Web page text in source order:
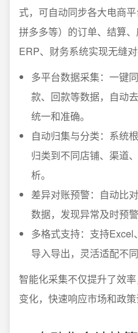
式，可自动同步各大电商
拼多多等）的订单、结算
ERP、财务系统实现无缝对
多平台数据采集：一键
款、回款等数据，自动
统一和准确。
自动归集与分类：系统
归类到不同店铺、渠道
析。
差异对账预警：自动比
数据，发现异常及时预
多格式支持：支持
导入导出，灵活适配不同
智能化采集不仅提升了效
变化，快速响应市场和政策